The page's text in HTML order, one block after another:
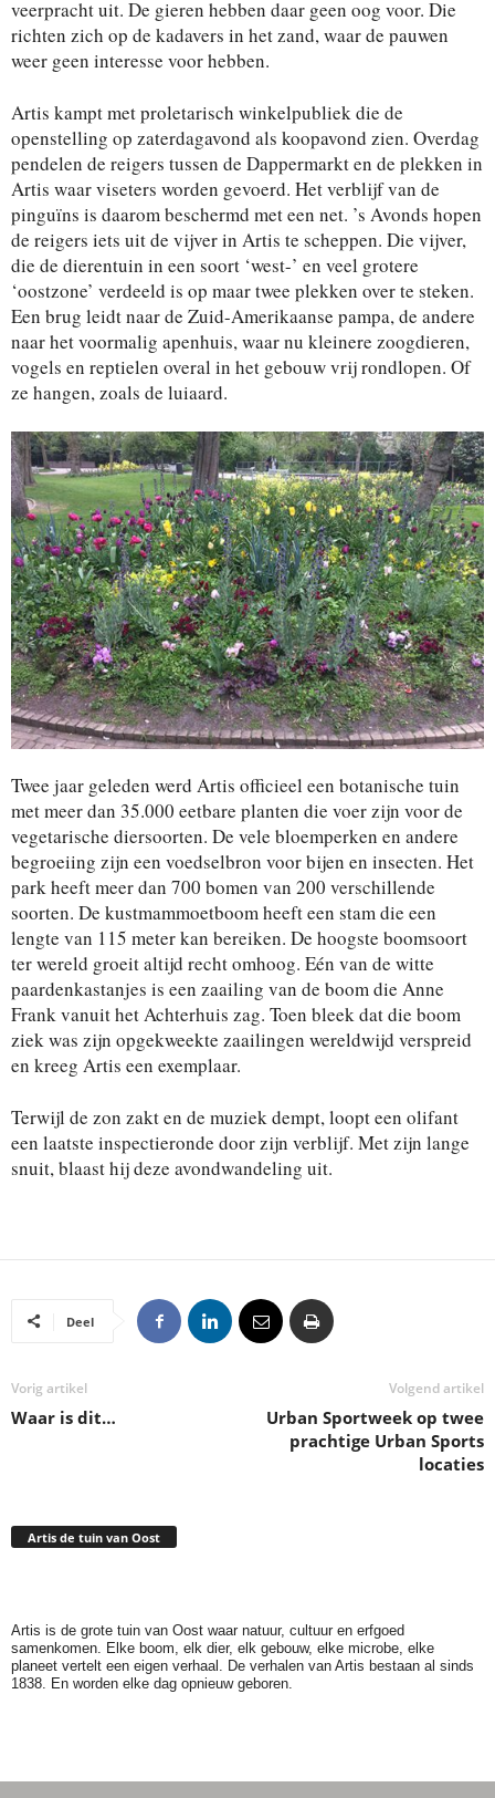
veerpracht uit. De gieren hebben daar geen oog voor. Die
richten zich op de kadavers in het zand, waar de pauwen
weer geen interesse voor hebben.
Artis kampt met proletarisch winkelpubliek die de
openstelling op zaterdagavond als koopavond zien. Overdag
pendelen de reigers tussen de Dappermarkt en de plekken in
Artis waar viseters worden gevoerd. Het verblijf van de
pinguïns is daarom beschermd met een net. ’s Avonds hopen
de reigers iets uit de vijver in Artis te scheppen. Die vijver,
die de dierentuin in een soort ‘west-’ en veel grotere
‘oostzone’ verdeeld is op maar twee plekken over te steken.
Een brug leidt naar de Zuid-Amerikaanse pampa, de andere
naar het voormalig apenhuis, waar nu kleinere zoogdieren,
vogels en reptielen overal in het gebouw vrij rondlopen. Of
ze hangen, zoals de luiaard.
Twee jaar geleden werd Artis officieel een botanische tuin
met meer dan 35.000 eetbare planten die voer zijn voor de
vegetarische diersoorten. De vele bloemperken en andere
begroeiing zijn een voedselbron voor bijen en insecten. Het
park heeft meer dan 700 bomen van 200 verschillende
soorten. De kustmammoetboom heeft een stam die een
lengte van 115 meter kan bereiken. De hoogste boomsoort
ter wereld groeit altijd recht omhoog. Eén van de witte
paardenkastanjes is een zaailing van de boom die Anne
Frank vanuit het Achterhuis zag. Toen bleek dat die boom
ziek was zijn opgekweekte zaailingen wereldwijd verspreid
en kreeg Artis een exemplaar.
Terwijl de zon zakt en de muziek dempt, loopt een olifant
een laatste inspectieronde door zijn verblijf. Met zijn lange
snuit, blaast hij deze avondwandeling uit.
Deel
Vorig artikel
Waar is dit…
Volgend artikel
Urban Sportweek op twee
prachtige Urban Sports
locaties
Artis de tuin van Oost
Artis is de grote tuin van Oost waar natuur, cultuur en erfgoed
samenkomen. Elke boom, elk dier, elk gebouw, elke microbe, elke
planeet vertelt een eigen verhaal. De verhalen van Artis bestaan al sinds
1838. En worden elke dag opnieuw geboren.